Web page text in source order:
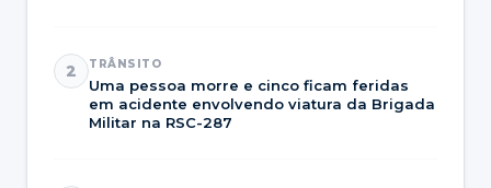
2 TRÂNSITO
Uma pessoa morre e cinco ficam feridas
em acidente envolvendo viatura da Brigada
Militar na RSC-287